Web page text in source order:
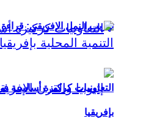
تهريب النمل الإفريقي:
التعاونيات كركيزة أساسية
بإفريقيا